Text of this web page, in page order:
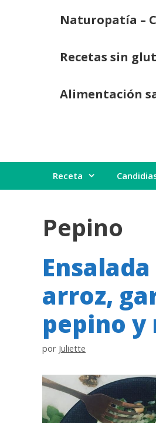
Naturopatía –
Recetas sin
Alimentación
Receta
Pepino
arroz,
pepino y
por Juliette